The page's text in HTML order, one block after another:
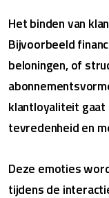
Het binden van
Bijvoorbeeld
beloningen, of
klantloyaliteit
tevredenheid en
Deze emoties
tijdens de